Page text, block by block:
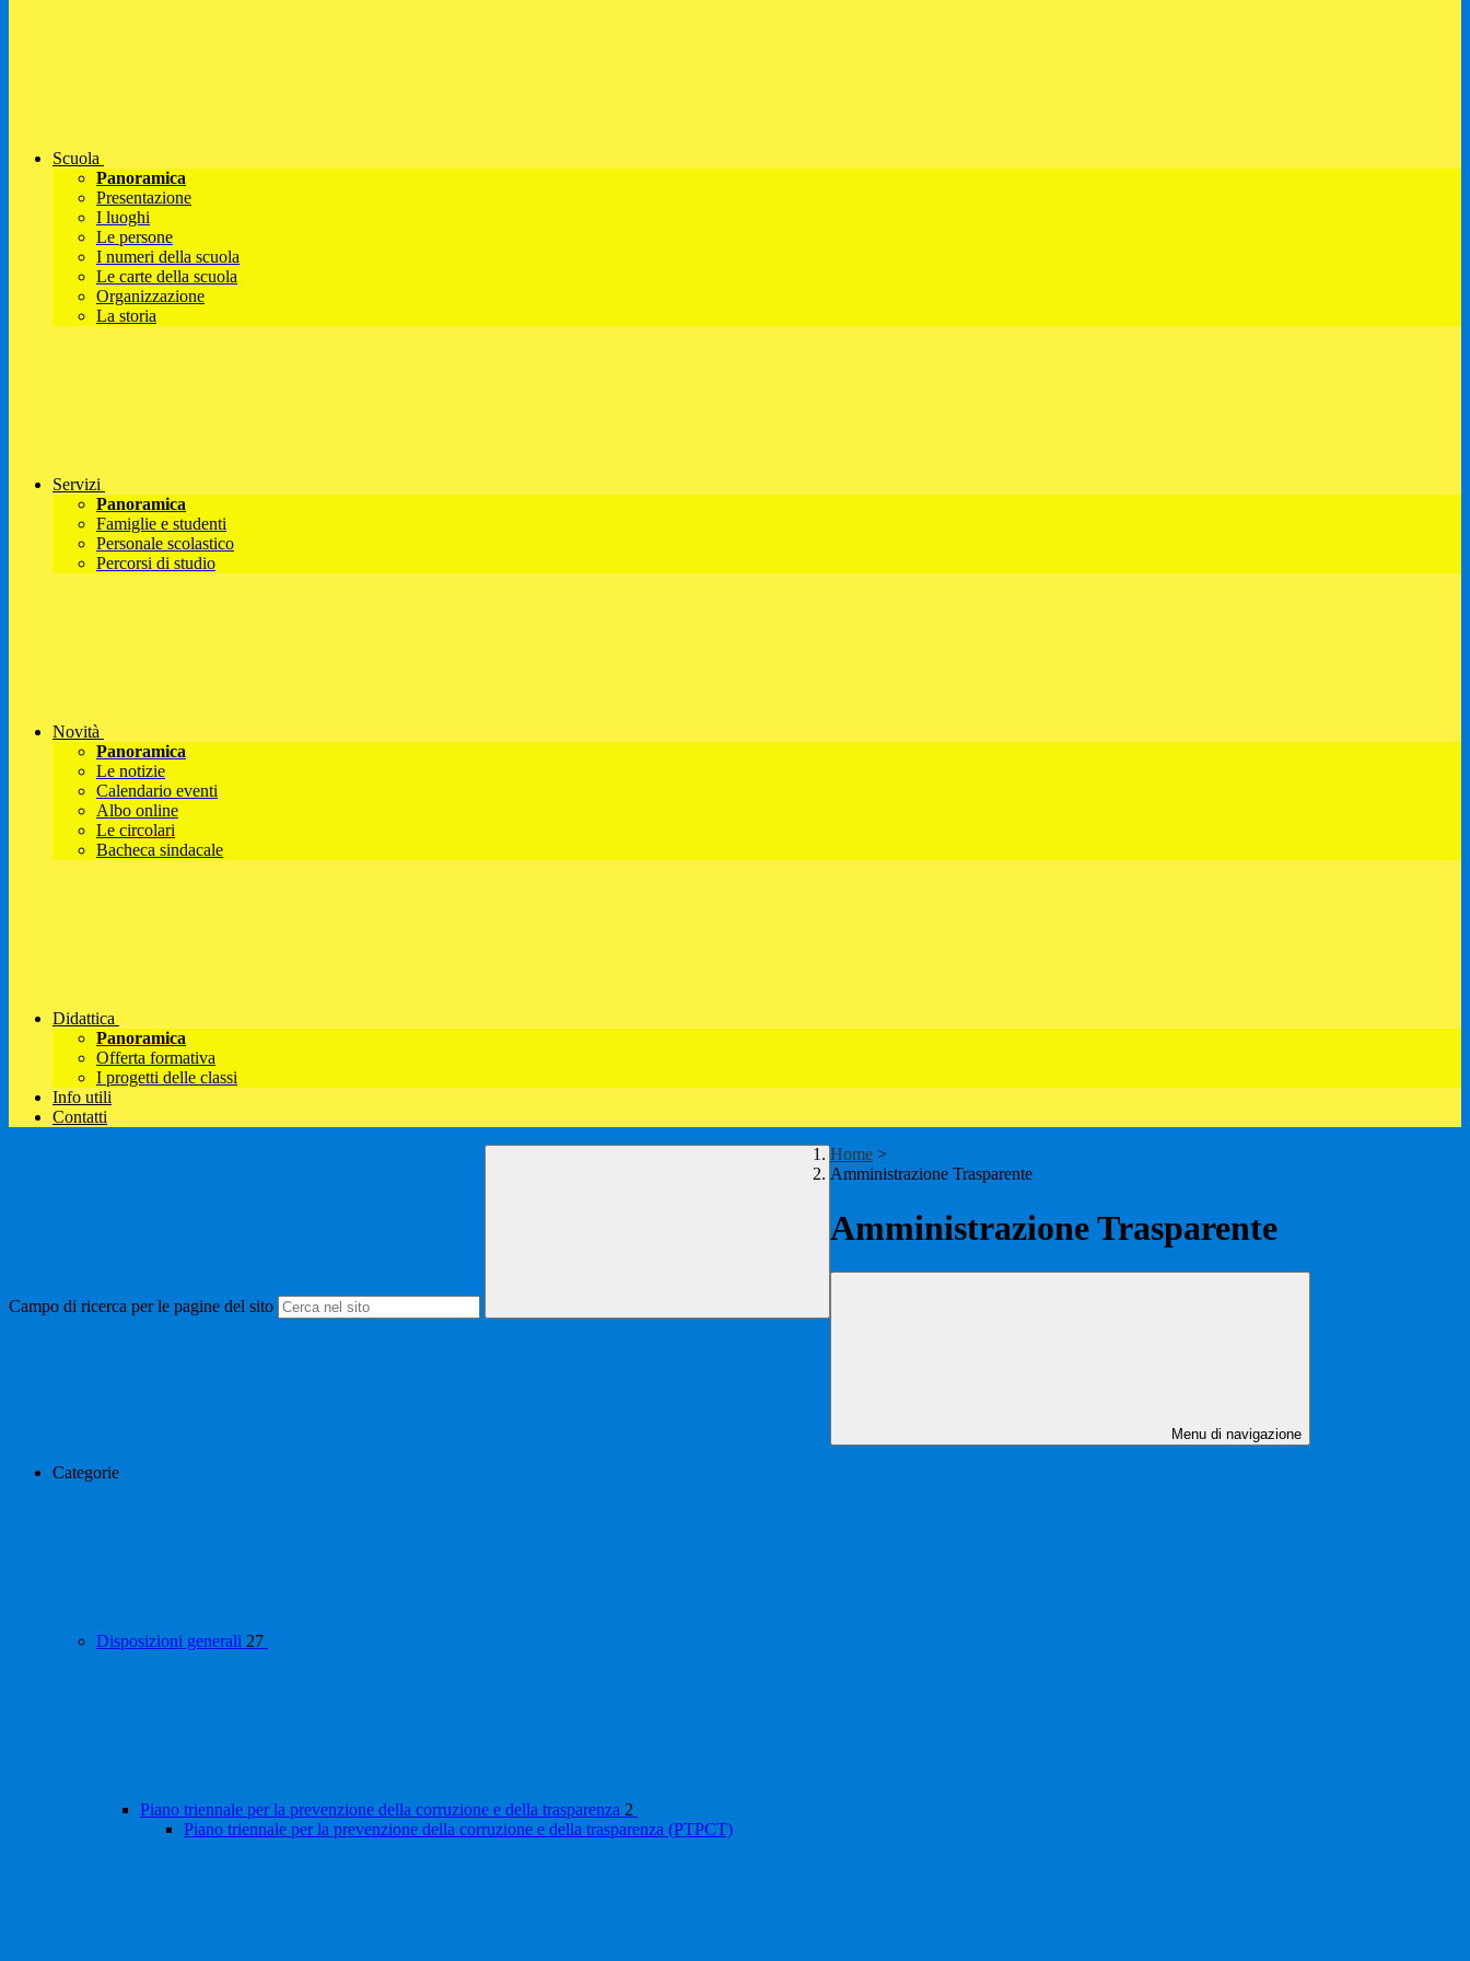
Scuola
Panoramica
Presentazione
I luoghi
Le persone
I numeri della scuola
Le carte della scuola
Organizzazione
La storia
Servizi
Panoramica
Famiglie e studenti
Personale scolastico
Percorsi di studio
Novità
Panoramica
Le notizie
Calendario eventi
Albo online
Le circolari
Bacheca sindacale
Didattica
Panoramica
Offerta formativa
I progetti delle classi
Info utili
Contatti
Campo di ricerca per le pagine del sito
Home >
Amministrazione Trasparente
Amministrazione Trasparente
Menu di navigazione
Categorie
Disposizioni generali 27
Piano triennale per la prevenzione della corruzione e della trasparenza 2
Piano triennale per la prevenzione della corruzione e della trasparenza (PTPCT)